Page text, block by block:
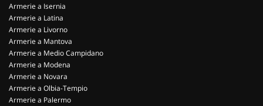
Armerie a Isernia
Armerie a Latina
Armerie a Livorno
Armerie a Mantova
Armerie a Medio Campidano
Armerie a Modena
Armerie a Novara
Armerie a Olbia-Tempio
Armerie a Palermo